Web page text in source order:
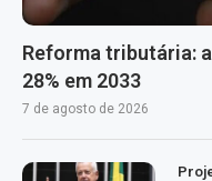
Reforma tributária:
28% em 2033
7 de agosto de 2026